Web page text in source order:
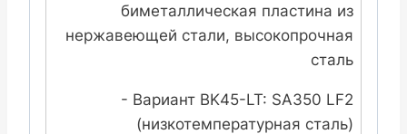
биметаллическая пластина из
нержавеющей стали, высокопрочная
сталь
- Вариант BK45-LT: SA350 LF2
(низкотемпературная сталь)